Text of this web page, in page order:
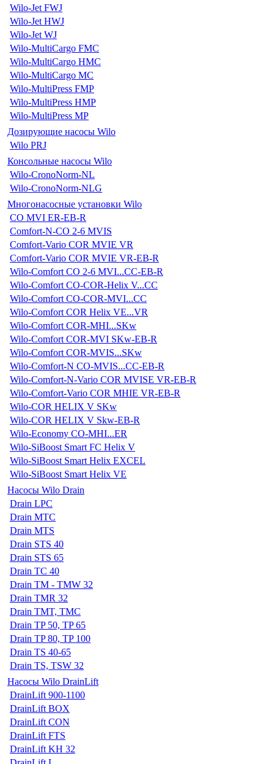
Wilo-Jet FWJ
Wilo-Jet HWJ
Wilo-Jet WJ
Wilo-MultiCargo FMC
Wilo-MultiCargo HMC
Wilo-MultiCargo MC
Wilo-MultiPress FMP
Wilo-MultiPress HMP
Wilo-MultiPress MP
Дозирующие насосы Wilo
Wilo PRJ
Консольные насосы Wilo
Wilo-CronoNorm-NL
Wilo-CronoNorm-NLG
Многонасосные установки Wilo
CO MVI ER-EB-R
Comfort-N-CO 2-6 MVIS
Comfort-Vario COR MVIE VR
Comfort-Vario COR MVIE VR-EB-R
Wilo-Comfort CO 2-6 MVI...CC-EB-R
Wilo-Comfort CO-COR-Helix V...CC
Wilo-Comfort CO-COR-MVI...CC
Wilo-Comfort COR Helix VE...VR
Wilo-Comfort COR-MHI...SKw
Wilo-Comfort COR-MVI SKw-EB-R
Wilo-Comfort COR-MVIS...SKw
Wilo-Comfort-N CO-MVIS...CC-EB-R
Wilo-Comfort-N-Vario COR MVISE VR-EB-R
Wilo-Comfort-Vario COR MHIE VR-EB-R
Wilo-COR HELIX V SKw
Wilo-COR HELIX V Skw-EB-R
Wilo-Economy CO-MHI...ER
Wilo-SiBoost Smart FC Helix V
Wilo-SiBoost Smart Helix EXCEL
Wilo-SiBoost Smart Helix VE
Насосы Wilo Drain
Drain LPC
Drain MTC
Drain MTS
Drain STS 40
Drain STS 65
Drain TC 40
Drain TM - TMW 32
Drain TMR 32
Drain TMT, TMC
Drain TP 50, TP 65
Drain TP 80, TP 100
Drain TS 40-65
Drain TS, TSW 32
Насосы Wilo DrainLift
DrainLift 900-1100
DrainLift BOX
DrainLift CON
DrainLift FTS
DrainLift KH 32